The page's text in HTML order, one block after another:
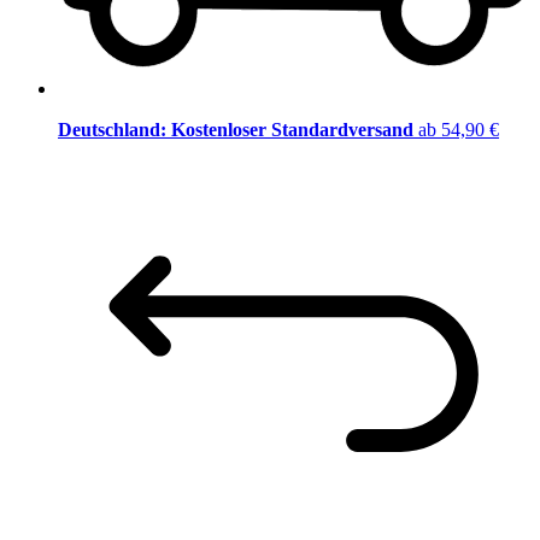
Deutschland: Kostenloser Standardversand ab 54,90 €